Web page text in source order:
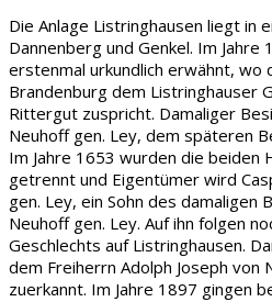
Die Anlage Listringhausen liegt in
Dannenberg und Genkel. Im Jahre
erstenmal urkundlich erwähnt, wo
Brandenburg dem Listringhauser
Rittergut zuspricht. Damaliger
Neuhoff gen. Ley, dem späteren
Im Jahre 1653 wurden die beiden
getrennt und Eigentümer wird
gen. Ley, ein Sohn des damaligen
Neuhoff gen. Ley. Auf ihn folgen
Geschlechts auf Listringhausen.
dem Freiherrn Adolph Joseph von
zuerkannt. Im Jahre 1897 gingen